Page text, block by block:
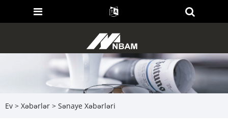
Ev > Xəbərlər > Sənaye Xəbərləri